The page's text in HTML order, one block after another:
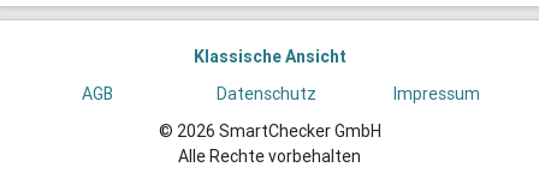
Klassische Ansicht
AGB
Datenschutz
Impressum
© 2026 SmartChecker GmbH
Alle Rechte vorbehalten